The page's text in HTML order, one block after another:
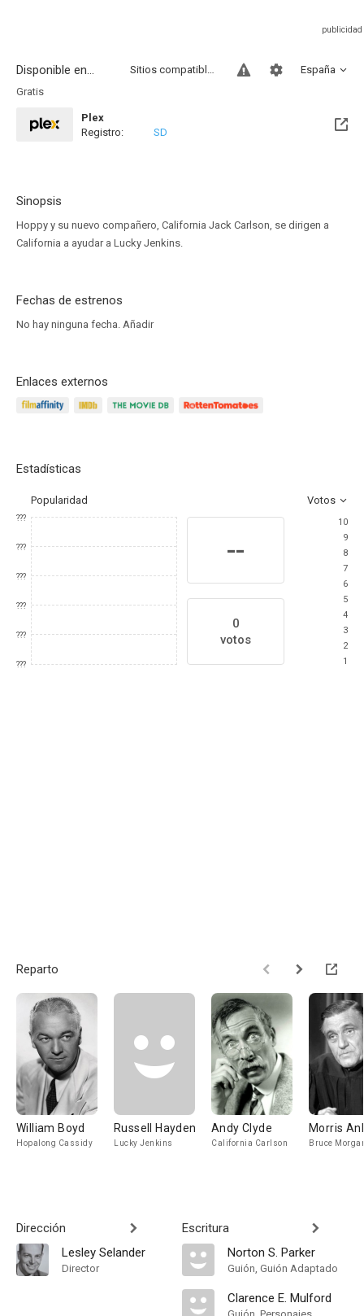
Disponible en... España
Sitios compatibles
Gratis
Plex
Registro:
SD
Sinopsis
Hoppy y su nuevo compañero, California Jack Carlson, se dirigen a
California a ayudar a Lucky Jenkins.
Fechas de estrenos
No hay ninguna fecha. Añadir
Enlaces externos
Estadísticas
Popularidad Votos
???
???
???
???
???
???
--
0
votos
10
9
8
7
6
5
4
3
2
1
Reparto
William Boyd
Hopalong Cassidy
Russell Hayden
Lucky Jenkins
Andy Clyde
California Carlson
Morris
Bruce
Dirección
Lesley Selander
Director
Escritura
Norton S. Parker
Guión, Guión Adaptado
Clarence E. Mulford